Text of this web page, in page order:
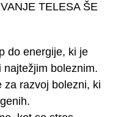
TELESA ŠE
do energije, ki je
najtežjim boleznim.
za razvoj bolezni, ki